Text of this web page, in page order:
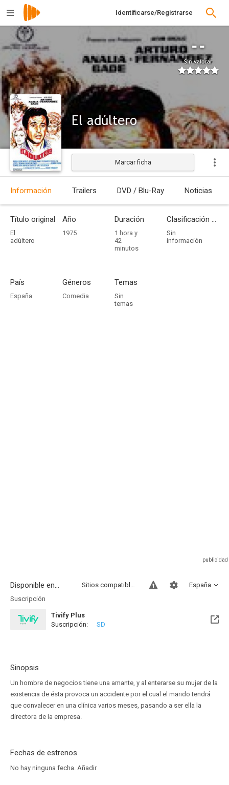
Identificarse/Registrarse
--
Sin valorar
El adúltero
Estrenada
Marcar ficha
Información Trailers DVD / Blu-Ray Noticias
Título original
El
adúltero
Año
1975
Duración
1 hora y
42
minutos
Clasificación por edades
Sin
información
País
España
Géneros
Comedia
Temas
Sin
temas
Disponible en... España
Sitios compatibles
Suscripción
Tivify Plus
Disponible hasta el Sab, 15 Ago 2026 (Quedan 6 días)
Suscripción: SD
Sinopsis
Un hombre de negocios tiene una amante, y al enterarse su mujer de la
existencia de ésta provoca un accidente por el cual el marido tendrá
que convalecer en una clínica varios meses, pasando a ser ella la
directora de la empresa.
Fechas de estrenos
No hay ninguna fecha. Añadir